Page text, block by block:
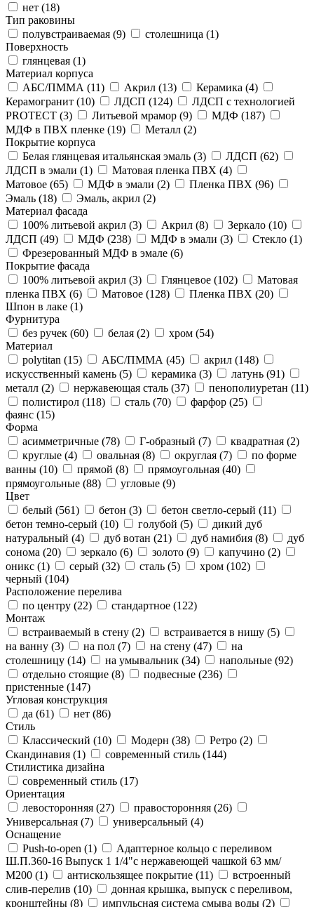
нет (18)
Тип раковины
полувстраиваемая (9) столешница (1)
Поверхность
глянцевая (1)
Материал корпуса
АБС/ПММА (11) Акрил (13) Керамика (4)
Керамогранит (10) ЛДСП (124)
ЛДСП с технологией
PROTECT (3) Литьевой мрамор (9) МДФ (187)
МДФ в ПВХ пленке (19) Металл (2)
Покрытие корпуса
Белая глянцевая итальянская эмаль (3) ЛДСП (62)
ЛДСП в эмали (1) Матовая пленка ПВХ (4)
Матовое (65) МДФ в эмали (2) Пленка ПВХ (96)
Эмаль (18) Эмаль, акрил (2)
Материал фасада
100% литьевой акрил (3) Акрил (8) Зеркало (10)
ЛДСП (49) МДФ (238) МДФ в эмали (3) Стекло (1)
Фрезерованный МДФ в эмале (6)
Покрытие фасада
100% литьевой акрил (3) Глянцевое (102)
Матовая
пленка ПВХ (6) Матовое (128) Пленка ПВХ (20)
Шпон в лаке (1)
Фурнитура
без ручек (60) белая (2) хром (54)
Материал
polytitan (15) АБС/ПММА (45) акрил (148)
искусственный камень (5) керамика (3) латунь (91)
металл (2) нержавеющая сталь (37) пенополиуретан (11)
полистирол (118) сталь (70) фарфор (25)
фаянс (15)
Форма
асимметричные (78) Г-образный (7) квадратная (2)
круглые (4) овальная (8) округлая (7)
по форме
ванны (10) прямой (8) прямоугольная (40)
прямоугольные (88) угловые (9)
Цвет
белый (561) бетон (3) бетон светло-серый (11)
бетон темно-серый (10) голубой (5)
дикий дуб
натуральный (4) дуб вотан (21) дуб намибия (8)
дуб
сонома (20) зеркало (6) золото (9) капучино (2)
оникс (1) серый (32) сталь (5) хром (102)
черный (104)
Расположение перелива
по центру (22) стандартное (122)
Монтаж
встраиваемый в стену (2) встраивается в нишу (5)
на ванну (3) на пол (7) на стену (47)
на
столешницу (14) на умывальник (34) напольные (92)
отдельно стоящие (8) подвесные (236)
пристенные (147)
Угловая конструкция
да (61) нет (86)
Стиль
Классический (10) Модерн (38) Ретро (2)
Скандинавия (1) современный стиль (144)
Стилистика дизайна
современный стиль (17)
Ориентация
левосторонняя (27) правосторонняя (26)
Универсальная (7) универсальный (4)
Оснащение
Push-to-open (1)
Адаптерное кольцо с переливом
Ш.П.360-16 Выпуск 1 1/4"с нержавеющей чашкой 63 мм/
М200 (1) антискользящее покрытие (11)
встроенный
слив-перелив (10)
донная крышка, выпуск с переливом,
кронштейны (8) импульсная система смыва воды (2)